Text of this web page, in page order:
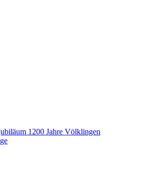
1200 Jahre Völklingen